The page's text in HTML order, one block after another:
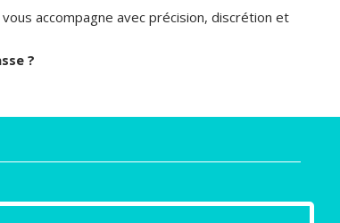
accompagne avec précision, discrétion et
?